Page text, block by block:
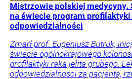
Mistrzowie polskiej medycyny.
na świecie program profilaktyki
odpowiedzialności
Zmarł prof. Eugeniusz Butruk,
świecie ogólnokrajowego
profilaktyki raka jelita grubego.
odpowiedzialności za pacjenta,